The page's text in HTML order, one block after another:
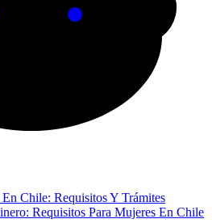
Chile: Requisitos Y Trámites
Requisitos Para Mujeres En Chile